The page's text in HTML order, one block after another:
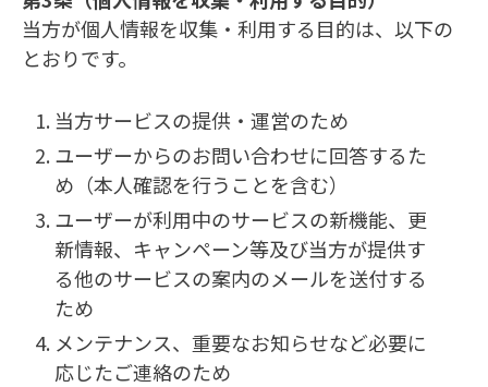
当方が個人情報を収集・利用する目的は、以下の
とおりです。
当方サービスの提供・運営のため
ユーザーからのお問い合わせに回答するた
め（本人確認を行うことを含む）
ユーザーが利用中のサービスの新機能、更
新情報、キャンペーン等及び当方が提供す
る他のサービスの案内のメールを送付する
ため
メンテナンス、重要なお知らせなど必要に
応じたご連絡のため